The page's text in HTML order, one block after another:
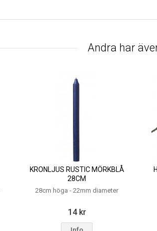
Andra har
KRONLJUS RUSTIC MÖRKBLÅ
28CM
28cm höga - 22mm diameter
14 kr